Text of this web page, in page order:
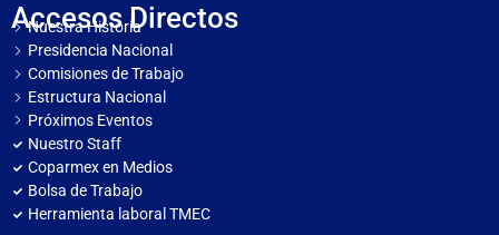
Accesos Directos
Nuestra Historia
Presidencia Nacional
Comisiones de Trabajo
Estructura Nacional
Próximos Eventos
Nuestro Staff
Coparmex en Medios
Bolsa de Trabajo
Herramienta laboral TMEC